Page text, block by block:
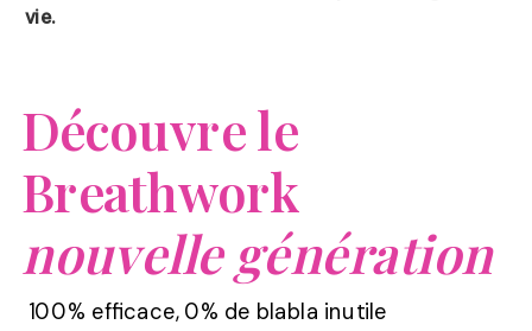
vie.
Découvre le
Breathwork
nouvelle génération
100% efficace, 0% de blabla inutile